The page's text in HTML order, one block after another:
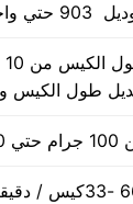
كيلو ماركة المهندس منســي
طول
كيلو